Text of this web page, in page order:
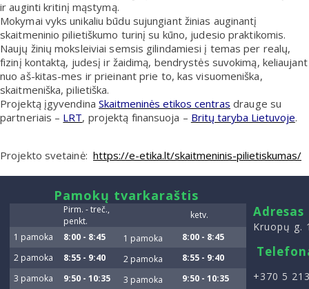
ir auginti kritinį mąstymą.
Mokymai vyks unikaliu būdu sujungiant žinias auginantį
skaitmeninio pilietiškumo turinį su kūno, judesio praktikomis.
Naujų žinių moksleiviai semsis gilindamiesi į temas per realų,
fizinį kontaktą, judesį ir žaidimą, bendrystės suvokimą, keliaujant
nuo aš-kitas-mes ir prieinant prie to, kas visuomeniška,
skaitmeniška, pilietiška.
Projektą įgyvendina Skaitmeninės etikos centras drauge su
partneriais – LRT, projektą finansuoja – Britų taryba Lietuvoje.
Projekto svetainė: https://e-etika.lt/skaitmeninis-pilietiskumas/
Pamokų tvarkaraštis
Pirm. - treč.,
penkt.
ketv.
1 pamoka
8:00 - 8:45 1 pamoka
8:00 - 8:45
2 pamoka
8:55 - 9:40 2 pamoka
8:55 - 9:40
3 pamoka
9:50 - 10:35 3 pamoka 9:50 - 10:35
Adresas
Kruopų g.
+370 5